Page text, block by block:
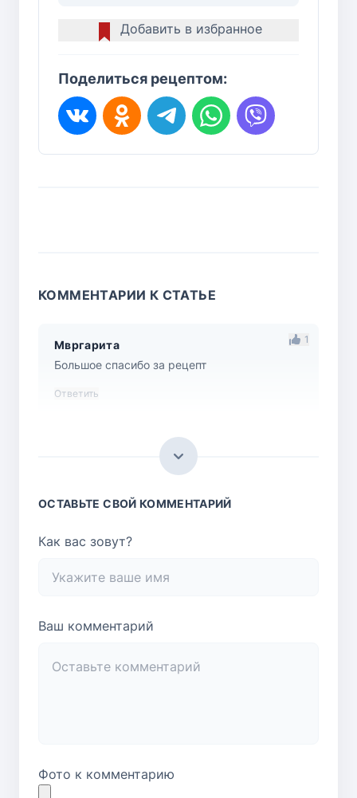
Добавить в избранное
Поделиться рецептом:
КОММЕНТАРИИ К СТАТЬЕ
Мвргарита
Большое спасибо за рецепт
1
Ответить
ОСТАВЬТЕ СВОЙ КОММЕНТАРИЙ
Как вас зовут?
Ваш комментарий
Фото к комментарию